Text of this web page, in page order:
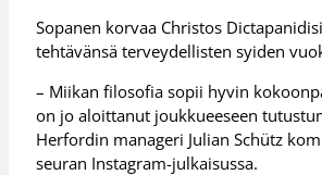
Sopanen korvaa Christos
tehtävänsä terveydellisten syiden
– Miikan filosofia sopii hyvin
on jo aloittanut joukkueeseen
Herfordin manageri Julian Schütz
seuran Instagram-julkaisussa.